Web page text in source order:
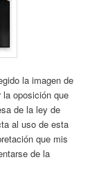
la imagen de
oposición que
de la ley de
al uso de esta
que mis
de la